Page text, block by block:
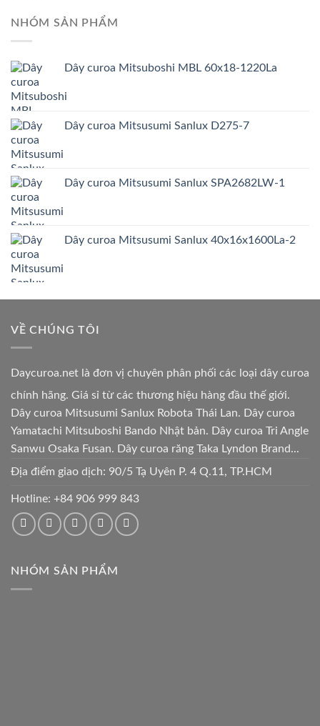
NHÓM SẢN PHẨM
Dây curoa Mitsuboshi MBL 60x18-1220La
Dây curoa Mitsusumi Sanlux D275-7
Dây curoa Mitsusumi Sanlux SPA2682LW-1
Dây curoa Mitsusumi Sanlux 40x16x1600La-2
VỀ CHÚNG TÔI
Daycuroa.net là đơn vị chuyên phân phối các loại dây curoa
chính hãng. Giá sỉ từ các thương hiệu hàng đầu thế giới.
Dây curoa Mitsusumi Sanlux Robota Thái Lan. Dây curoa
Yamatachi Mitsuboshi Bando Nhật bản. Dây curoa Tri Angle
Sanwu Osaka Fusan. Dây curoa răng Taka Lyndon Brand...
Địa điểm giao dịch: 90/5 Tạ Uyên P. 4 Q.11, TP.HCM
Hotline: +84 906 999 843
NHÓM SẢN PHẨM